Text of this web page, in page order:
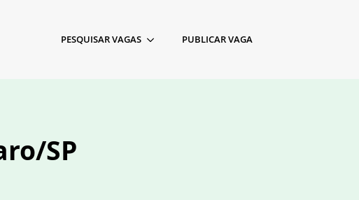
PESQUISAR VAGAS PUBLICAR VAGA
SP